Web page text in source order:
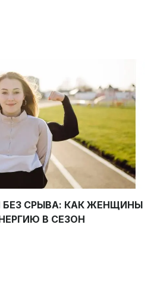
СРЫВА: КАК ЖЕНЩИНЫ
В СЕЗОН